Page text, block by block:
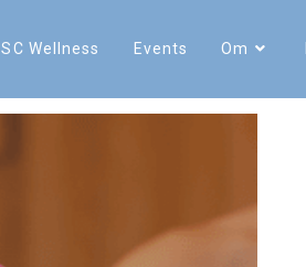
ISC Wellness Events Om